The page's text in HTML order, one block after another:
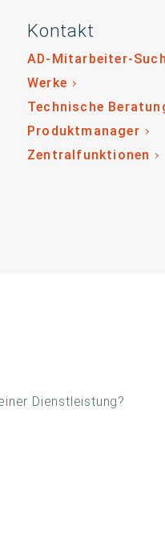
Kontakt
AD-Mitarbeiter-
Werke
Technische
Produktmanager
Zentralfunktionen
Dienstleistung?